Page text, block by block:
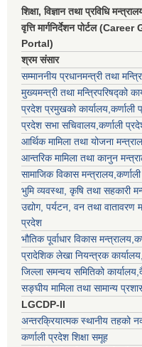
शिक्षा, विज्ञान तथा प्रविधि
वृत्ति मार्गनिर्देशन पोर्टल
Portal)
श्रम संसार
सम्माननीय प्रधानमन्त्री तथा
मुख्यमन्त्री तथा मन्त्रिपरिषद्को
प्रदेश प्रमुखको कार्यालय,कर्णाली
प्रदेश सभा सचिवालय,कर्णाली
आर्थिक मामिला तथा योजना
आन्तरिक मामिला तथा कानुन
सामाजिक विकास
भुमि व्यवस्था, कृषि तथा सहकारी
उद्योग, पर्यटन, वन तथा वातावरण
प्रदेश
भौतिक पूर्वाधार विकास
प्रादेशिक लेखा नियन्त्रक
जिल्ला समन्वय समितिको
सङ्घीय मामिला तथा सामान्य
LGCDP-II
अन्तरक्रियात्मक स्थानीय तहको
कर्णाली प्रदेश शिक्षा समूह